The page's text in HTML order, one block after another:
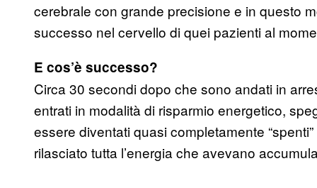
cerebrale con grande precisione e in questo
successo nel cervello di quei pazienti al
E cos’è successo?
Circa 30 secondi dopo che sono andati in
entrati in modalità di risparmio energetico,
essere diventati quasi completamente
rilasciato tutta l’energia che avevano